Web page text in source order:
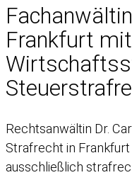
Frankfurt
Rechtsanwältin Dr.
Strafrecht in Frankfurt
ausschließlich